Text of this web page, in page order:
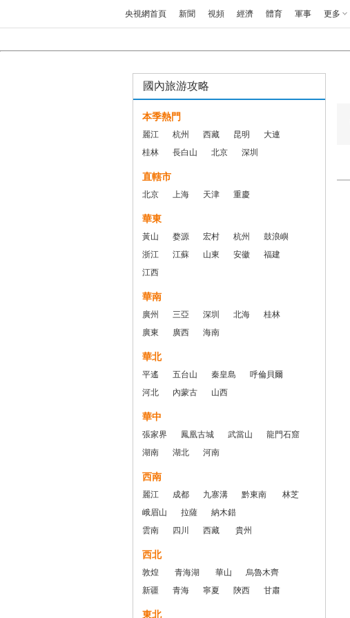
央視網首頁 新聞 視頻 經濟 體育 軍事 更多
國內旅游攻略
本季熱門
麗江 杭州 西藏 昆明
大連
桂林
長白山 北京 深圳
直轄市
北京 上海 天津 重慶
華東
黃山 婺源 宏村 杭州
鼓浪嶼
浙江
江蘇 山東 安徽
福建
江西
華南
廣州 三亞 深圳 北海
桂林
廣東
廣西 海南
華北
平遙 五台山 秦皇島
呼倫貝爾
河北
內蒙古 山西
華中
張家界 鳳凰古城 武當山
龍門石窟
湖南
湖北 河南
西南
麗江 成都 九寨溝 黔東南
林芝
峨眉山
拉薩
納木錯
雲南
四川 西藏 貴州
西北
敦煌 青海湖 華山
烏魯木齊
新疆
青海 寧夏 陝西 甘肅
東北